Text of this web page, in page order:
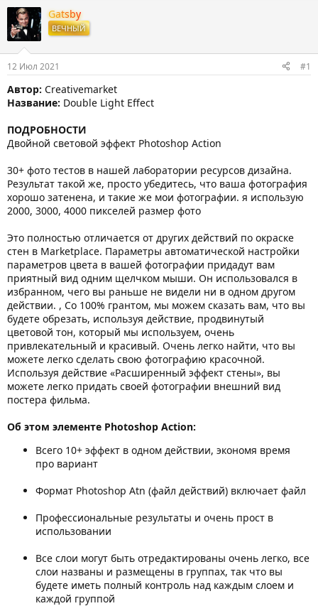
т
о
р
м
ы
т
а
н
а
л
а
Gatsby
ВЕЧНЫЙ
12 Июл 2021 #1
Автор: Creativemarket
Название: Double Light Effect
ПОДРОБНОСТИ
Двойной световой эффект Photoshop Action
30+ фото тестов в нашей лаборатории ресурсов дизайна.
Результат такой же, просто убедитесь, что ваша фотография
хорошо затенена, и такие же мои фотографии. я использую
2000, 3000, 4000 пикселей размер фото
Это полностью отличается от других действий по окраске
стен в Marketplace. Параметры автоматической настройки
параметров цвета в вашей фотографии придадут вам
приятный вид одним щелчком мыши. Он использовался в
избранном, чего вы раньше не видели ни в одном другом
действии. , Со 100% грантом, мы можем сказать вам, что вы
будете обрезать, используя действие, продвинутый
цветовой тон, который мы используем, очень
привлекательный и красивый. Очень легко найти, что вы
можете легко сделать свою фотографию красочной.
Используя действие «Расширенный эффект стены», вы
можете легко придать своей фотографии внешний вид
постера фильма.
Об этом элементе Photoshop Action:
Всего 10+ эффект в одном действии, экономя время
про вариант
Формат Photoshop Atn (файл действий) включает файл
Профессиональные результаты и очень прост в
использовании
Все слои могут быть отредактированы очень легко, все
слои названы и размещены в группах, так что вы
будете иметь полный контроль над каждым слоем и
каждой группой